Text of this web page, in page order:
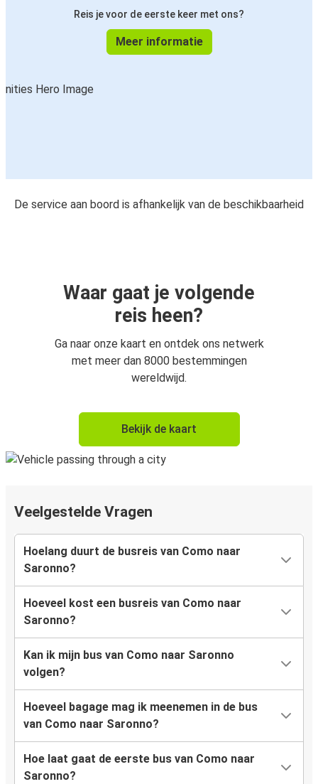
Reis je voor de eerste keer met ons?
Meer informatie
De service aan boord is afhankelijk van de beschikbaarheid
Waar gaat je volgende
reis heen?
Ga naar onze kaart en ontdek ons netwerk
met meer dan 8000 bestemmingen
wereldwijd.
Bekijk de kaart
Veelgestelde Vragen
Hoelang duurt de busreis van Como naar
Saronno?
Hoeveel kost een busreis van Como naar
Saronno?
Kan ik mijn bus van Como naar Saronno
volgen?
Hoeveel bagage mag ik meenemen in de bus
van Como naar Saronno?
Hoe laat gaat de eerste bus van Como naar
Saronno?